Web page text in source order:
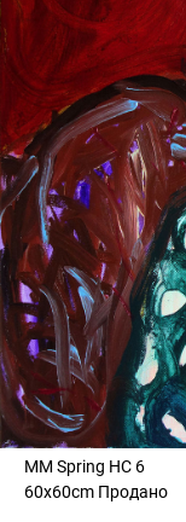
MM Spring HC 6
60x60cm Продано